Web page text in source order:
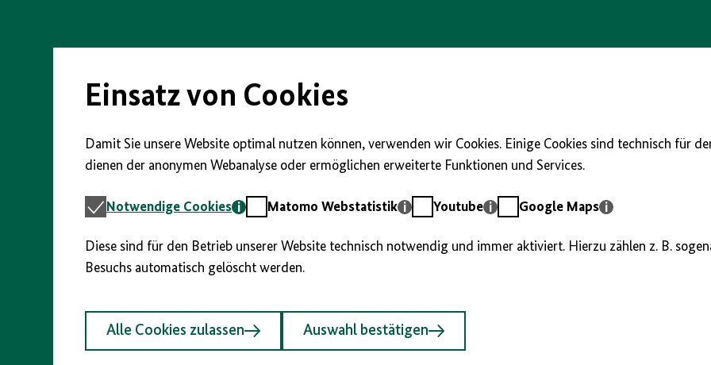
Seiteninhalt
Einsatz von Cookies
Damit Sie unsere Website optimal nutzen können, verwenden wir Cookies. Einige Cookies sind technisch für
dienen der anonymen Webanalyse oder ermöglichen erweiterte Funktionen und Services.
Notwendige
Notwendige Cookies
MatomoMatomo Webstatistik YoutubeYoutube
GoogleGoogle Maps
Diese sind für den Betrieb unserer Website technisch notwendig und immer aktiviert. Hierzu zählen z. B.
Besuchs automatisch gelöscht werden.
Alle Cookies zulassen Auswahl bestätigen